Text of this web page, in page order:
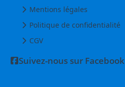
Mentions légales
Politique de confidentialité
CGV
Suivez-nous sur Facebook